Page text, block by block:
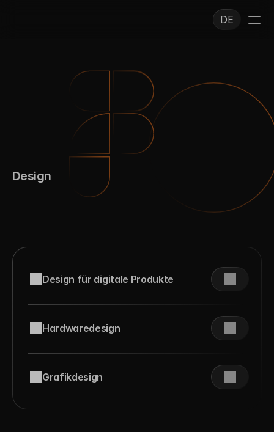
DE
Design
Follows
Function
Design für digitale Produkte
Hardwaredesign
Grafikdesign